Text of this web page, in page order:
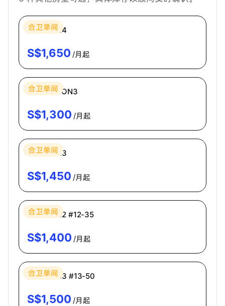
合卫单间
普通房 CR4
S$1,650 /月起
合卫单间
普通房 ECON3
S$1,300 /月起
合卫单间
普通房 CR3
S$1,450 /月起
合卫单间
普通房 CR2 #12-35
S$1,400 /月起
合卫单间
普通房 CR3 #13-50
S$1,500 /月起